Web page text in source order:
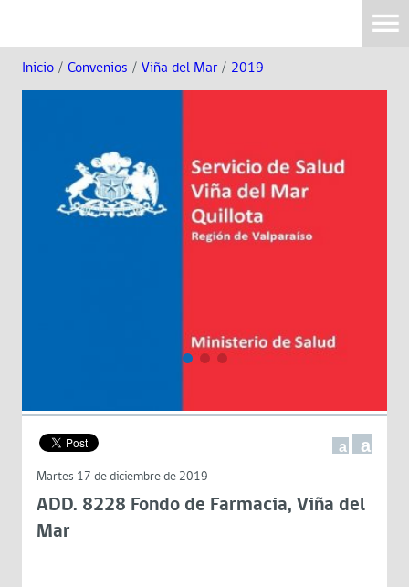
Inicio / Convenios / Viña del Mar / 2019
a a
Martes 17 de diciembre de 2019
ADD. 8228 Fondo de Farmacia, Viña del
Mar